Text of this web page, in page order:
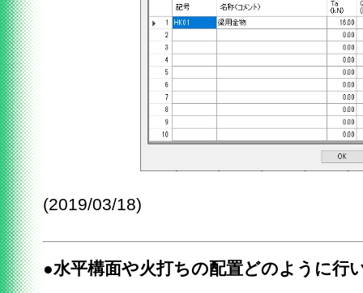
(2019/03/18)
●水平構面や火打ちの配置どのように行